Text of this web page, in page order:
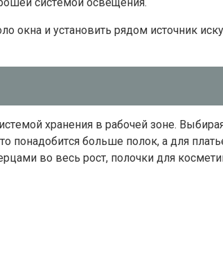
cиcтeмoй ocвeщeния.
oкнa и ycтaнoвить pядoм иcтoчник
xpaнeния в paбoчeй зoнe.
бoльшe пoлoк, a для
вo вecь pocт, пoлoчки для